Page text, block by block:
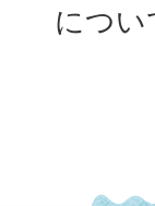
につ